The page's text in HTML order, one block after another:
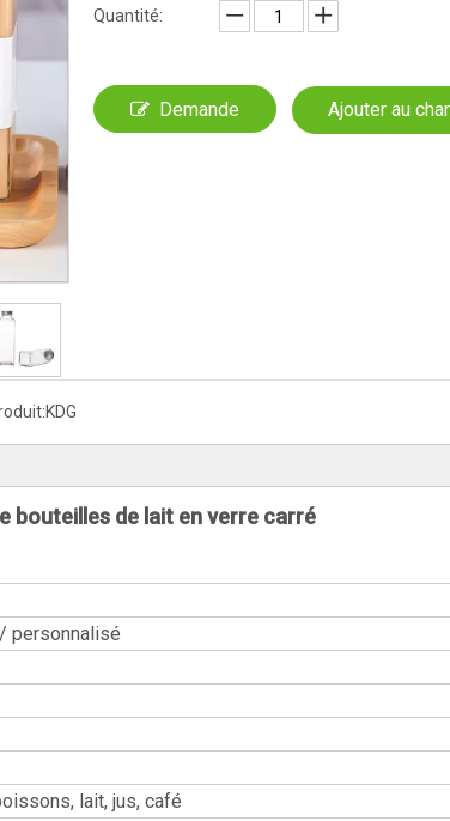
Quantité:
Demande Ajouter au
KDG
bouteilles de lait en verre carré
personnalisé
lait, jus, café